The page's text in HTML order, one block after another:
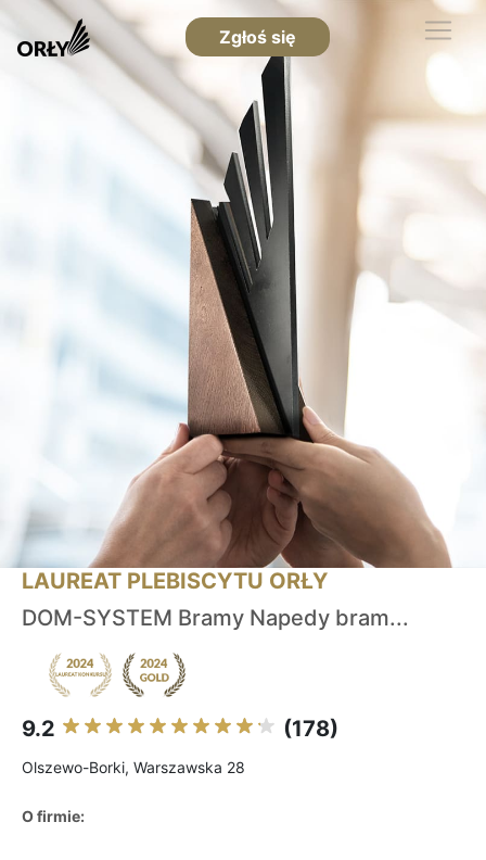
Zgłoś się
LAUREAT PLEBISCYTU ORŁY
DOM-SYSTEM Bramy Napedy bram...
9.2 (178)
Olszewo-Borki, Warszawska 28
O firmie: